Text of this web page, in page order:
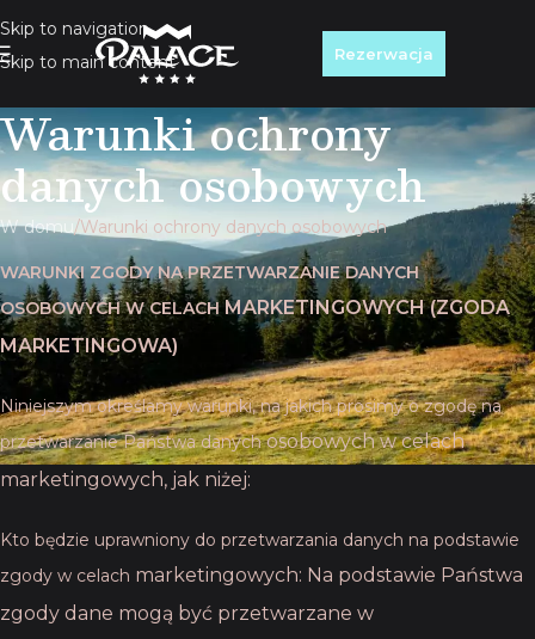
Skip to navigation
Skip to main content
Rezerwacja
Warunki ochrony
danych osobowych
W domu Warunki ochrony danych osobowych
WARUNKI ZGODY NA PRZETWARZANIE DANYCH
OSOBOWYCH W CELACHMARKETINGOWYCH (ZGODA
MARKETINGOWA)
Niniejszym określamy warunki, na jakich prosimy o zgodę na
przetwarzanie Państwa danychosobowych w celach
marketingowych, jak niżej:
Kto będzie uprawniony do przetwarzania danych na podstawie
zgody w celach marketingowych: Na podstawie Państwa
zgody dane mogą być przetwarzane w